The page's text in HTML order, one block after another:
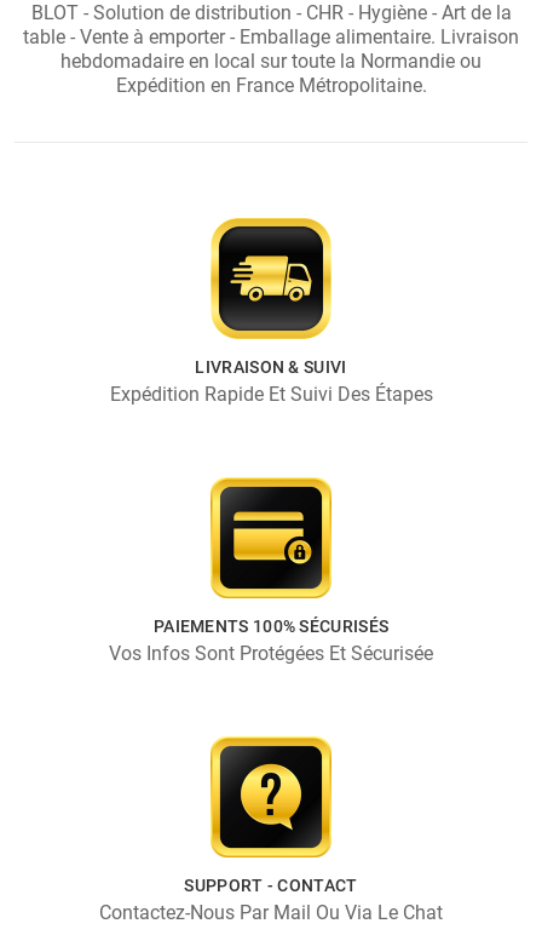
BLOT - Solution de distribution - CHR - Hygiène - Art de la
table - Vente à emporter - Emballage alimentaire. Livraison
hebdomadaire en local sur toute la Normandie ou
Expédition en France Métropolitaine.
LIVRAISON & SUIVI
Expédition Rapide Et Suivi Des Étapes
PAIEMENTS 100% SÉCURISÉS
Vos Infos Sont Protégées Et Sécurisée
SUPPORT - CONTACT
Contactez-Nous Par Mail Ou Via Le Chat